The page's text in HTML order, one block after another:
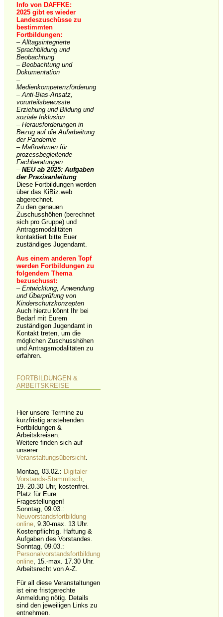
Info von DAFFKE:
2025 gibt es wieder
Landeszuschüsse zu
bestimmten
Fortbildungen:
– Alltagsintegrierte
Sprachbildung und
Beobachtung
– Beobachtung und
Dokumentation
–
Medienkompetenzförderung
– Anti-Bias-Ansatz,
vorurteilsbewusste
Erziehung und Bildung und
soziale Inklusion
– Herausforderungen in
Bezug auf die Aufarbeitung
der Pandemie
– Maßnahmen für
prozessbegleitende
Fachberatungen
–NEU ab 2025: Aufgaben
der Praxisanleitung
Diese Fortbildungen werden
über das KiBiz.web
abgerechnet.
Zu den genauen
Zuschusshöhen (berechnet
sich pro Gruppe) und
Antragsmodalitäten
kontaktiert bitte Euer
zuständiges Jugendamt.
Aus einem anderen Topf
werden Fortbildungen zu
folgendem Thema
bezuschusst:
– Entwicklung, Anwendung
und Überprüfung von
Kinderschutzkonzepten
Auch hierzu könnt Ihr bei
Bedarf mit Eurem
zuständigen Jugendamt in
Kontakt treten, um die
möglichen Zuschusshöhen
und Antragsmodalitäten zu
erfahren.
FORTBILDUNGEN &
ARBEITSKREISE
Hier unsere Termine zu
kurzfristig anstehenden
Fortbildungen &
Arbeitskreisen.
Weitere finden sich auf
unserer
Veranstaltungsübersicht
Montag, 03.02.: Digitaler
Vorstands-Stammtisch
19.-20.30 Uhr, kostenfrei.
Platz für Eure
Fragestellungen!
Sonntag, 09.03.:
Neuvorstandsfortbildung
online , 9.30-max. 13 Uhr.
Kostenpflichtig. Haftung &
Aufgaben des Vorstandes.
Sonntag, 09.03.:
Personalvorstandsfortbildung
online , 15.-max. 17.30 Uhr.
Arbeitsrecht von A-Z.
Für all diese Veranstaltungen
ist eine fristgerechte
Anmeldung nötig. Details
sind den jeweiligen Links zu
entnehmen.